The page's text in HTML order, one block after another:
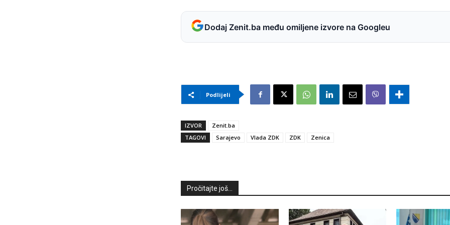
Dodaj Zenit.ba među omiljene izvore na Googleu
Podlijeli
IZVOR
Zenit.ba
TAGOVI
Sarajevo Vlada ZDK ZDK Zenica
Pročitajte još...